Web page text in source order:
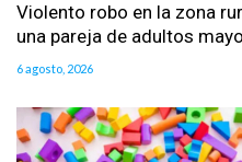
Violento robo en la zona
una pareja de adultos
6 agosto, 2026